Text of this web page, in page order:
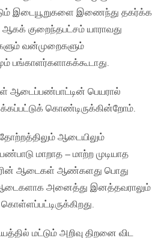
இடையூறுகளை இணைந்து தகர்க்க
ஆகக் குறைந்தபட்சம் யாராவது
வன்முறைகளும்
பங்காளர்களாகக்கூடாது.
ஆடைப்பண்பாட்டின் பெயரால்
கொண்டிருக்கின்றோம்.
ஆடையிலும்
மாறாத – மாற்ற முடியாத
ஆடைகள் ஆண்களது பொது
அனைத்து இனத்தவராலும்
மட்டும் அறிவு திறனை விட